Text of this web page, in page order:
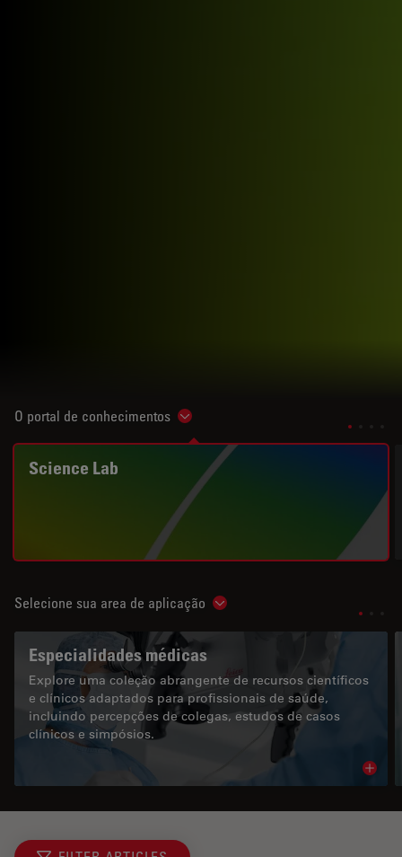
O portal de conhecimentos Show subnavigation
Science Lab
Selecione sua area de aplicação Show subnavigation
Especialidades médicas
Explore uma coleção abrangente de recursos científicos
e clínicos adaptados para profissionais de saúde,
incluindo percepções de colegas, estudos de casos
clínicos e simpósios.